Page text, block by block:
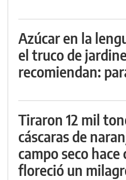
Azúcar en la
el truco de
recomiendan:
Tiraron 12 mil
cáscaras de
campo seco hace
floreció un